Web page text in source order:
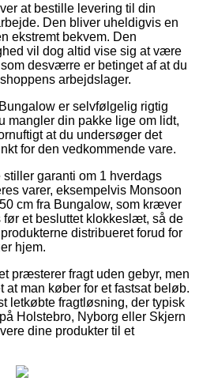
at bestille levering til din
Den bliver uheldigvis en
ekstremt bekvem. Den
vil dog altid vise sig at være
desværre er betinget af at du
arbejdslager.
er selvfølgelig rigtig
mangler din pakke lige om lidt,
at du undersøger det
for den vedkommende vare.
garanti om 1 hverdags
varer, eksempelvis Monsoon
cm fra Bungalow, som kræver
et besluttet klokkeslæt, så de
distribueret forud for
hjem.
præsterer fragt uden gebyr, men
man køber for et fastsat beløb.
letkøbte fragtløsning, der typisk
Holstebro, Nyborg eller Skjern
dine produkter til et